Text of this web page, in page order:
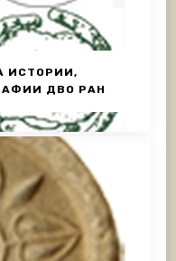
ИСТОРИИ,
ДВО РАН